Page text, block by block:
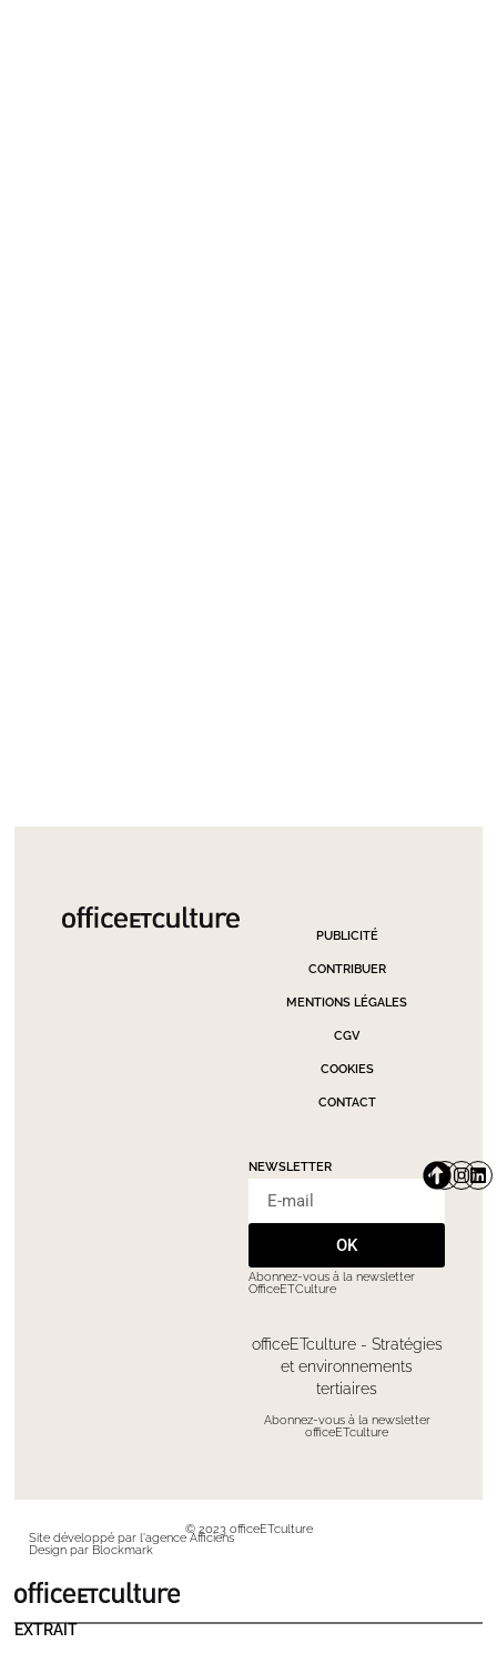
PUBLICITÉ
CONTRIBUER
MENTIONS LÉGALES
CGV
COOKIES
CONTACT
NEWSLETTER
OK
Abonnez-vous à la newsletter
OfficeETCulture
officeETculture - Stratégies
et environnements
tertiaires
Abonnez-vous à la newsletter
officeETculture
© 2023 officeETculture
Site développé par l'agence Afficiens
Design par Blockmark
EXTRAIT